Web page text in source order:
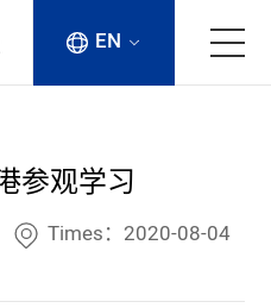
EN
参观学习
Times：2020-08-04